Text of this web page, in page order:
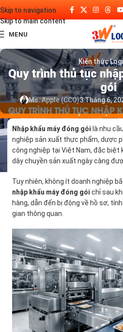
Skip to navigation
Skip to main content
MENU
Kiến thức
Quy trình thủ tục
gói
Ms. Apple (CCO)3 Tháng 6,
Nhập khẩu máy đóng gói là nhu
nghiệp sản xuất thực phẩm, dược
công nghiệp tại Việt Nam, đặc biệt
dây chuyền sản xuất ngày càng
Tuy nhiên, không ít doanh nghiệp
nhập khẩu máy đóng gói chỉ sau
hàng, dẫn đến bị động về hồ sơ,
gian thông quan.